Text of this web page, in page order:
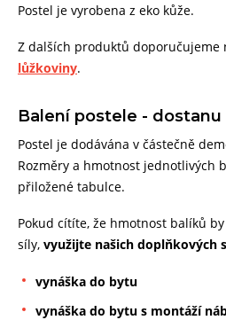
Postel je vyrobena z eko kůže.
Z dalších produktů doporučujeme
lůžkoviny.
Balení postele -
Postel je dodávána v částečně
Rozměry a hmotnost jednotlivých
přiložené tabulce.
Pokud cítíte, že hmotnost balíků
síly, využijte našich doplňkových
vynáška do bytu
vynáška do bytu s montáží